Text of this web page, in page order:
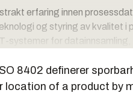
erfaring innen
og styring av kvalitet i
systemer for
8402 definerer
location of a product by